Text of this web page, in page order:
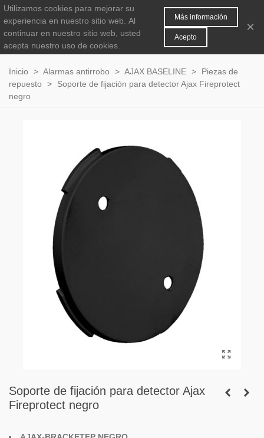
0
Inicio > Alarmas antirrobo > AJAX BASELINE >
Piezas de
repuesto
>
Soporte de fijación para detector Ajax Fireprotect
negro
Soporte de fijación para detector Ajax
Fireprotect negro
Utilizamos cookies para mejorar su
experiencia en nuestro sitio web. Al
continuar en nuestro sitio web, usted
acepta nuestro uso de cookies.
Más información
Acepto
×